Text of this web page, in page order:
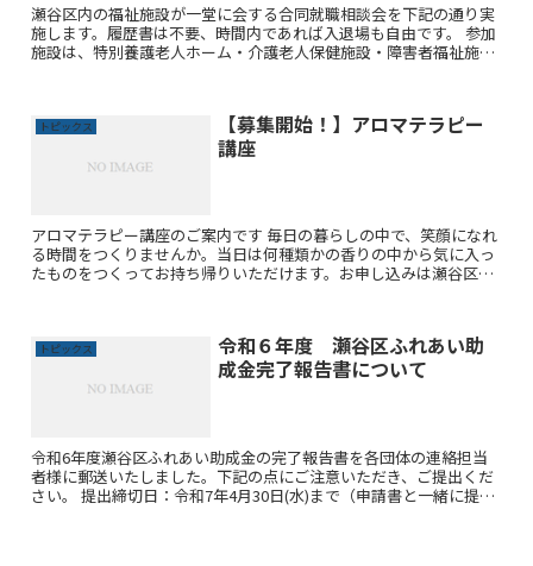
瀬谷区内の福祉施設が一堂に会する合同就職相談会を下記の通り実
施します。履歴書は不要、時間内であれば入退場も自由です。 参加
施設は、特別養護老人ホーム・介護老人保健施設・障害者福祉施設
トピックス
【募集開始！】アロマテラピー
講座
アロマテラピー講座のご案内です 毎日の暮らしの中で、笑顔になれ
る時間をつくりませんか。当日は何種類かの香りの中から気に入っ
たものをつくってお持ち帰りいただけます。お申し込みは瀬谷区ボ
トピックス
令和６年度 瀬谷区ふれあい助
成金完了報告書について
令和6年度瀬谷区ふれあい助成金の完了報告書を各団体の連絡担当
者様に郵送いたしました。下記の点にご注意いただき、ご提出くだ
さい。 提出締切日：令和7年4月30日(水)まで（申請書と一緒に提出